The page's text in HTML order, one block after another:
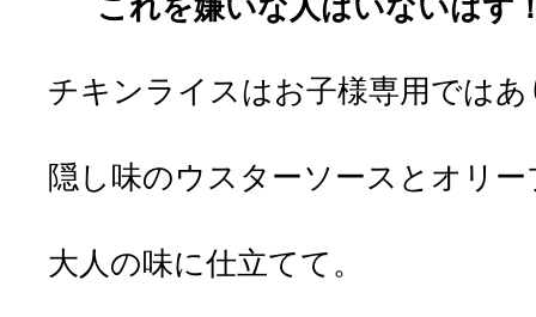
これを嫌いな人はいないはず
チキンライスはお子様専用では
隠し味のウスターソースとオリ
大人の味に仕立てて。